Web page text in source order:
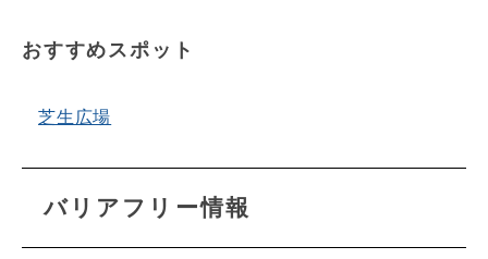
おすすめスポット
芝生広場
バリアフリー情報